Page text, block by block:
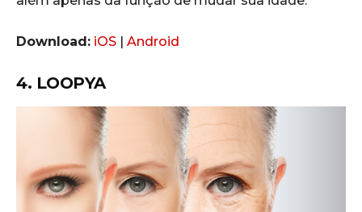
Download: iOS Android
4. LOOPYA